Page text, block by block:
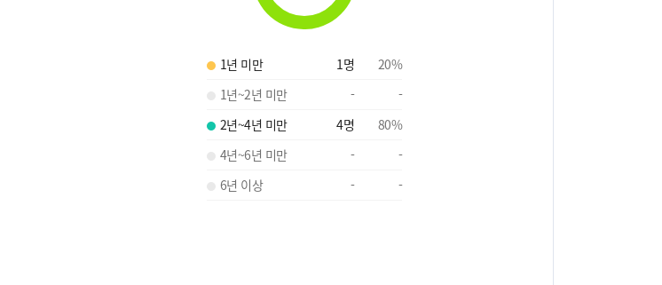
1년 미만 1 명 20%
1년~2년 미만
-
-
2년~4년 미만
4명 80%
4년~6년 미만
-
-
6년 이상
- -